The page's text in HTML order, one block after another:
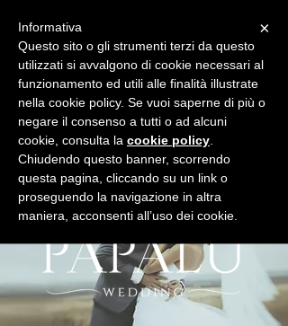
SHOP
BUONI REGALO
×
Informativa
Questo sito o gli strumenti terzi da questo
utilizzati si avvalgono di cookie necessari al
funzionamento ed utili alle finalità illustrate
nella cookie policy. Se vuoi saperne di più o
negare il consenso a tutti o ad alcuni
cookie, consulta la cookie policy
Chiudendo questo banner, scorrendo
questa pagina, cliccando su un link o
proseguendo la navigazione in altra
maniera, acconsenti all’uso dei cookie.